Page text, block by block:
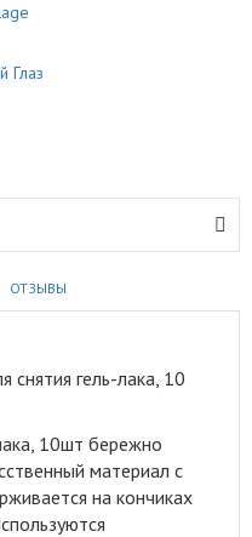
Глаз
ОТЗЫВЫ
снятия гель-лака, 10
10шт бережно
материал с
на кончиках